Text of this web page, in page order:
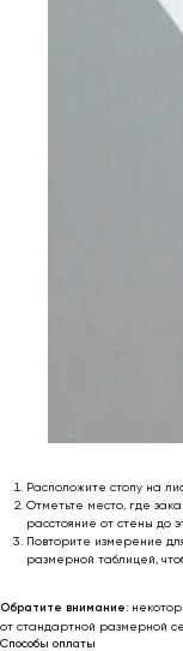
Расположите стопу на
Отметьте место, где
расстояние от стены до
Повторите измерение
размерной таблицей,
Обратите внимание:
от стандартной размерной
Способы оплаты
Для покупателей
По вопросам